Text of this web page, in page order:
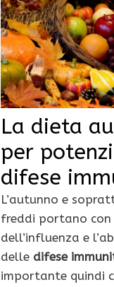
La dieta
per
difese
L’autunno e
freddi portano con
dell’influenza e
delle difese
importante quindi